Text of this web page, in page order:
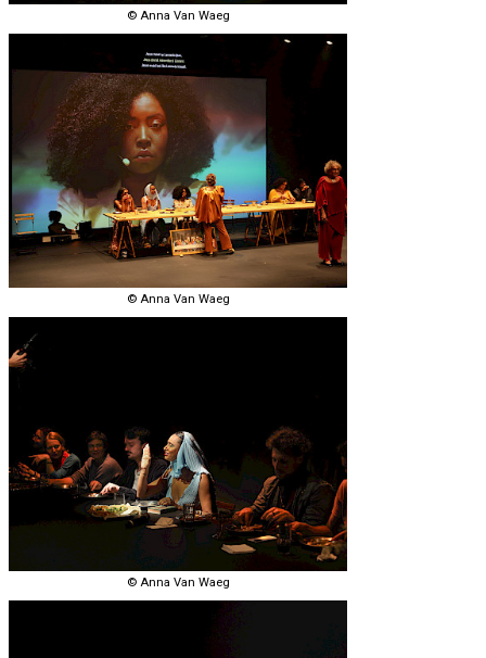
© Anna Van Waeg
© Anna Van Waeg
© Anna Van Waeg